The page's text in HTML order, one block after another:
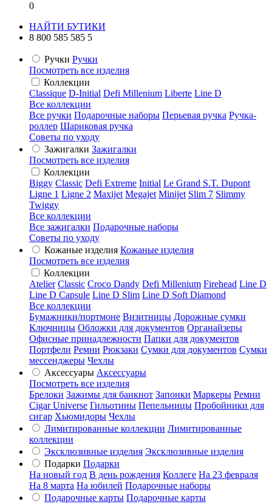
0
НАЙТИ БУТИКИ
8 800 585 585 5
Ручки Ручки
Посмотреть все изделия
Коллекции
Classique D-Initial Defi Millenium Liberte Line D
Все коллекции
Все ручки Подарочные наборы Перьевая ручка Ручка-
роллер Шариковая ручка
Советы по уходу
Зажигалки Зажигалки
Посмотреть все изделия
Коллекции
Biggy Classic Defi Extreme Initial Le Grand S.T. Dupont
Ligne 1 Ligne 2 Maxijet Megajet Minijet Slim 7 Slimmy
Twiggy
Все коллекции
Все зажигалки Подарочные наборы
Советы по уходу
Кожаные изделия Кожаные изделия
Посмотреть все изделия
Коллекции
Atelier Classic Croco Dandy Defi Millenium Firehead Line D
Line D Capsule Line D Slim Line D Soft Diamond
Все коллекции
Бумажники/портмоне Визитницы Дорожные сумки
Ключницы Обложки для документов Органайзеры
Офисные принадлежности Папки для документов
Портфели Ремни Рюкзаки Сумки для документов Сумки
мессенджеры Чехлы
Аксессуары Аксессуары
Посмотреть все изделия
Брелоки Зажимы для банкнот Запонки Маркеры Ремни
Cigar Universe Гильотины Пепельницы Пробойники для
сигар Хьюмидоры Чехлы
Лимитированные коллекции Лимитированные
коллекции
Эксклюзивные изделия Эксклюзивные изделия
Подарки Подарки
На новый год В день рождения Коллеге На 23 февраля
На 8 марта На юбилей Подарочные наборы
Подарочные карты Подарочные карты